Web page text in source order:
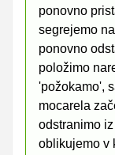
ponovno
segrejemo
ponovno
položimo
'požokamo',
mocarela
odstranimo
oblikujemo v